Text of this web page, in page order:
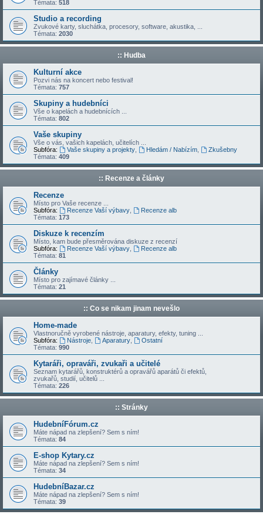
Témata: 518
Studio a recording
Zvukové karty, sluchátka, procesory, software, akustika, ...
Témata: 2030
:: Hudba
Kulturní akce
Pozvi nás na koncert nebo festival!
Témata: 757
Skupiny a hudebníci
Vše o kapelách a hudebnících ...
Témata: 802
Vaše skupiny
Vše o vás, vašich kapelách, učitelích ...
Subfóra:
Vaše skupiny a projekty, Hledám / Nabízím,
Zkušebny
Témata: 409
:: Recenze a články
Recenze
Místo pro Vaše recenze ...
Subfóra:
Recenze Vaší výbavy,
Recenze alb
Témata: 173
Diskuze k recenzím
Místo, kam bude přesměrována diskuze z recenzí
Subfóra:
Recenze Vaší výbavy,
Recenze alb
Témata: 81
Články
Místo pro zajímavé články ...
Témata: 21
:: Co se nikam jinam nevešlo
Home-made
Vlastnoručně vyrobené nástroje, aparatury, efekty, tuning ...
Subfóra:
Nástroje, Aparatury,
Ostatní
Témata: 990
Kytaráři, opraváři, zvukaři a učitelé
Seznam kytarářů, konstruktérů a opravářů aparátů či efektů,
zvukařů, studií, učitelů ...
Témata: 226
:: Stránky
HudebníFórum.cz
Máte nápad na zlepšení? Sem s ním!
Témata: 84
E-shop Kytary.cz
Máte nápad na zlepšení? Sem s ním!
Témata: 34
HudebníBazar.cz
Máte nápad na zlepšení? Sem s ním!
Témata: 39